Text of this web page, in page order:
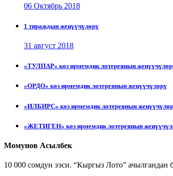
06 Октябрь 2018
1 тираждын жеңүүчүлөрү
31 август 2018
«ТУЛПАР» көз ирмемдик лотереянын
«ОРДО» көз ирмемдик лотереянын жеңүүчүлөрү
«ИЛБИРС» көз ирмемдик лотереянын
«ЖЕТИГЕН» көз ирмемдик лотереянын
Момунов Асылбек
10 000 сомдун ээси. “Кыргыз Лото”